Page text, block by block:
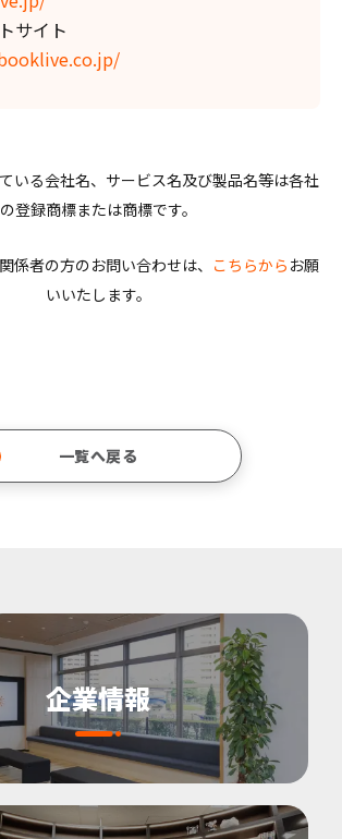
ートサイト
いる会社名、サービス名及び製品名等は各社
の登録商標または商標です。
係者の方のお問い合わせは、 こちらから お願
いいたします。
一覧へ戻る
企業情報